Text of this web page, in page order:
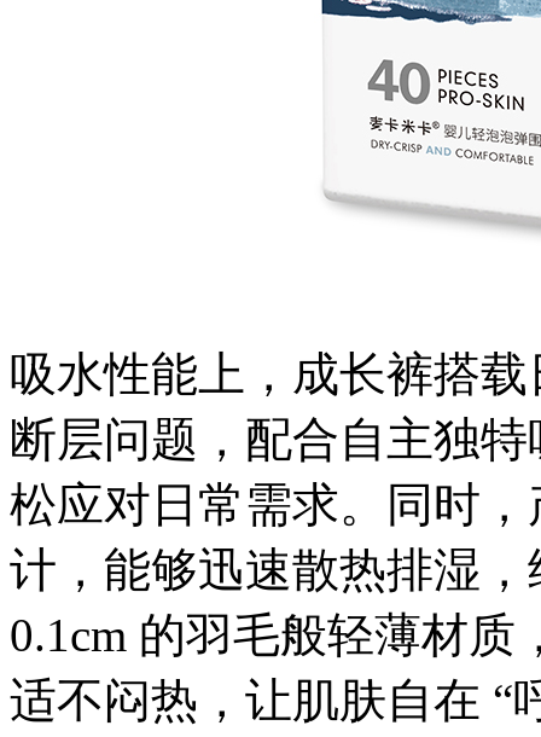
吸水性能上，成长裤搭
断层问题，配合自主独
松应对日常需求。同时
计，能够迅速散热排湿
0.1cm 的羽毛般轻薄材
适不闷热，让肌肤自在 “